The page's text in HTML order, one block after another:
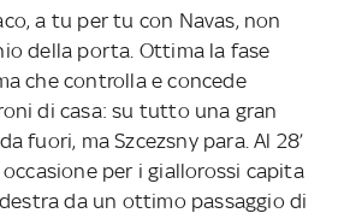
a tu per tu con Navas, non
della porta. Ottima la fase
che controlla e concede
di casa: su tutto una gran
fuori, ma Szcezsny para. Al 28’
occasione per i giallorossi capita
da un ottimo passaggio di